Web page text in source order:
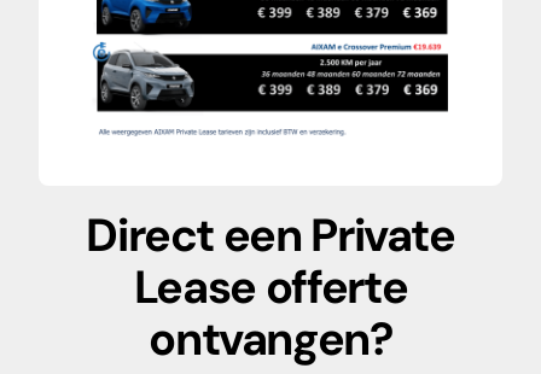
Direct een Private
Lease offerte
ontvangen?